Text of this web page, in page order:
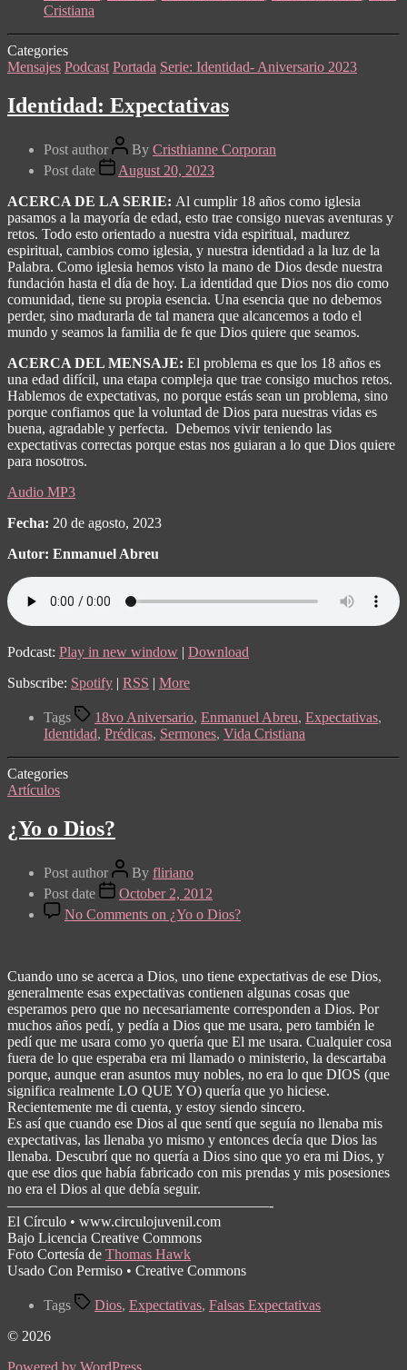
Cristiana
Categories
Mensajes Podcast Portada Serie: Identidad- Aniversario 2023
Identidad: Expectativas
Post author By Cristhianne Corporan
Post date
August 20, 2023
ACERCA DE LA SERIE: Al cumplir 18 años como iglesia
pasamos a la mayoría de edad, esto trae consigo nuevas aventuras y
retos. Todo esto orientado a nuestra vida espiritual, madurez
espiritual, cambios como iglesia, y nuestra identidad a la luz de la
Palabra. Como iglesia hemos visto la mano de Dios desde nuestra
fundación hasta el día de hoy. La identidad que Dios nos dio como
comunidad, tiene su propia esencia. Una esencia que no debemos
perder, sino madurarla de tal manera que alcancemos a todo el
mundo y seamos la familia de fe que Dios quiere que seamos.
ACERCA DEL MENSAJE: El problema es que los 18 años es
una edad difícil, una etapa compleja que trae consigo muchos retos.
Hablemos de expectativas, no porque estás sean un problema, sino
porque confiamos que la voluntad de Dios para nuestras vidas es
buena, agradable y perfecta. Debemos vivir teniendo las
expectativas correctas porque estas nos guiaran a lo que Dios quiere
para nosotros.
Audio MP3
Fecha: 20 de agosto, 2023
Autor: Enmanuel Abreu
Podcast: Play in new window | Download
Subscribe: Spotify | RSS | More
Tags 18vo Aniversario, Enmanuel Abreu, Expectativas,
Identidad, Prédicas, Sermones, Vida Cristiana
Categories
Artículos
¿Yo o Dios?
Post author By fliriano
Post date
October 2, 2012
No Comments on ¿Yo o Dios?
Cuando uno se acerca a Dios, uno tiene expectativas de ese Dios,
generalmente esas expectativas contienen algunas cosas que
esperamos pero que no necesariamente corresponden a Dios. Por
muchos años pedí, y pedía a Dios que me usara, pero también le
pedí que me usara como yo quería que El me usara. Cualquier cosa
fuera de lo que esperaba era mi llamado o ministerio, la descartaba
porque, aunque eran asuntos muy nobles, no era lo que DIOS (que
significa realmente LO QUE YO) quería que yo hiciese.
Recientemente me di cuenta, y estoy siendo sincero.
Es así que cuando ese Dios al que sentí que seguía no llenaba mis
expectativas, las llenaba yo mismo y entonces decía que Dios las
llenaba. Descubrí que no quería a Dios sino que yo era mi Dios, y
que ese dios que había fabricado con mis prendas y mis posesiones
no era el Dios al que debía seguir.
——————————————————-
El Círculo • www.circulojuvenil.com
Bajo Licencia Creative Commons
Foto Cortesía de Thomas Hawk
Usado Con Permiso • Creative Commons
Tags Dios, Expectativas, Falsas Expectativas
© 2026
Powered by WordPress